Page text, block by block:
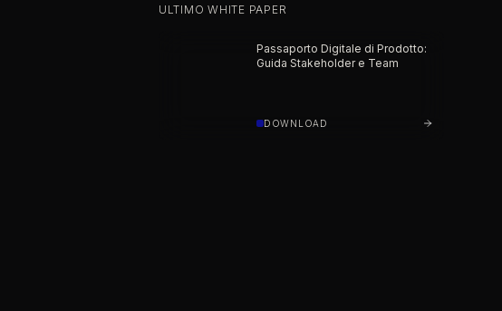
ULTIMO WHITE PAPER
Passaporto Digitale di Prodotto:
Guida Stakeholder e Team
DOWNLOAD